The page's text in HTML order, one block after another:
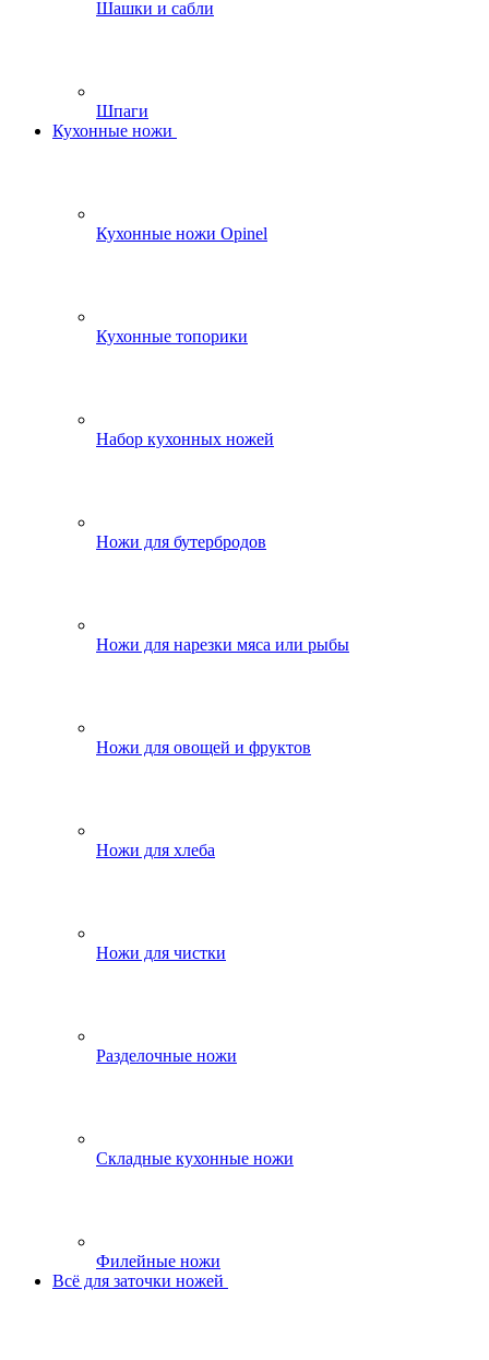
Шашки и сабли
Шпаги
Кухонные ножи
Кухонные ножи Opinel
Кухонные топорики
Набор кухонных ножей
Ножи для бутербродов
Ножи для нарезки мяса или рыбы
Ножи для овощей и фруктов
Ножи для хлеба
Ножи для чистки
Разделочные ножи
Складные кухонные ножи
Филейные ножи
Всё для заточки ножей